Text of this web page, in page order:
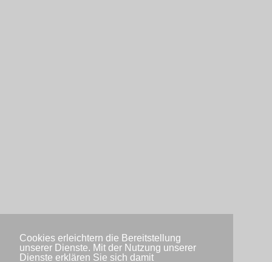
Cookies erleichtern die Bereitstellung
unserer Dienste. Mit der Nutzung unserer
Dienste erklären Sie sich damit